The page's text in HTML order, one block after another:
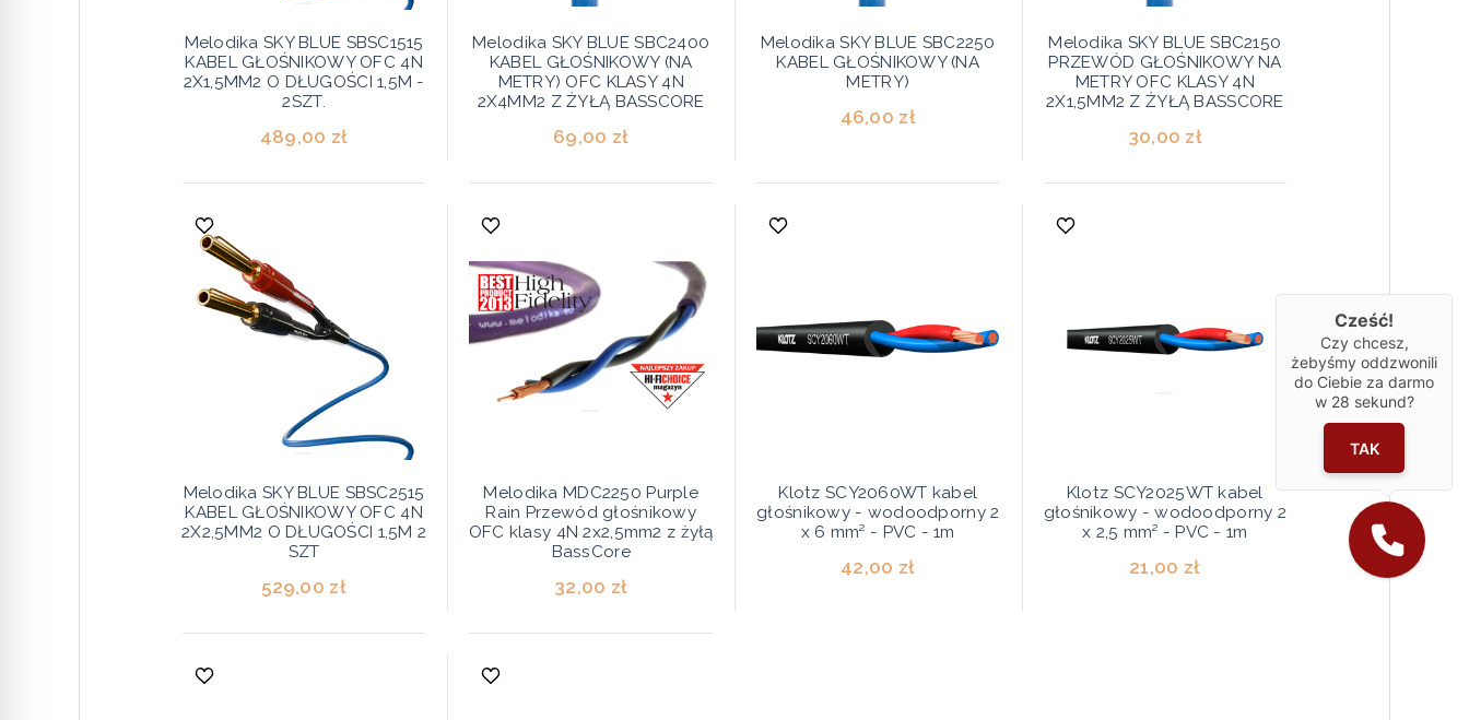
Melodika SKY BLUE SBSC1515
KABEL GŁOŚNIKOWY OFC 4N
2X1,5MM2 O DŁUGOŚCI 1,5M -
2SZT.
489,00 zł
Melodika SKY BLUE SBC2400
KABEL GŁOŚNIKOWY (NA
METRY) OFC KLASY 4N
2X4MM2 Z ŻYŁĄ BASSCORE
69,00 zł
Melodika SKY BLUE SBC2250
KABEL GŁOŚNIKOWY (NA
METRY)
46,00 zł
Melodika SKY BLUE SBC2150
PRZEWÓD GŁOŚNIKOWY NA
METRY OFC KLASY 4N
2X1,5MM2 Z ŻYŁĄ BASSCORE
30,00 zł
Melodika SKY BLUE SBSC2515
KABEL GŁOŚNIKOWY OFC 4N
2X2,5MM2 O DŁUGOŚCI 1,5M 2
SZT
529,00 zł
Melodika MDC2250 Purple
Rain Przewód głośnikowy
OFC klasy 4N 2x2,5mm2 z żyłą
BassCore
32,00 zł
Klotz SCY2060WT kabel
głośnikowy - wodoodporny 2
x 6 mm² - PVC - 1m
42,00 zł
Klotz SCY2025WT kabel
głośnikowy - wodoodporny 2
x 2,5 mm² - PVC - 1m
21,00 zł
Cześć!
Czy chcesz,
żebyśmy oddzwonili
do Ciebie za darmo
w 28 sekund?
TAK